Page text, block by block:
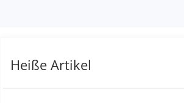
Heiße Artikel